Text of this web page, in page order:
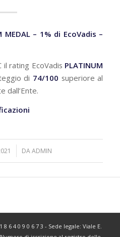
MEDAL – 1% di EcoVadis –
il rating EcoVadis PLATINUM
di 74/100 superiore al
dall’Ente.
DAADMIN
6 4 0 9 0 6 7 3 - Sede legale: Viale E.